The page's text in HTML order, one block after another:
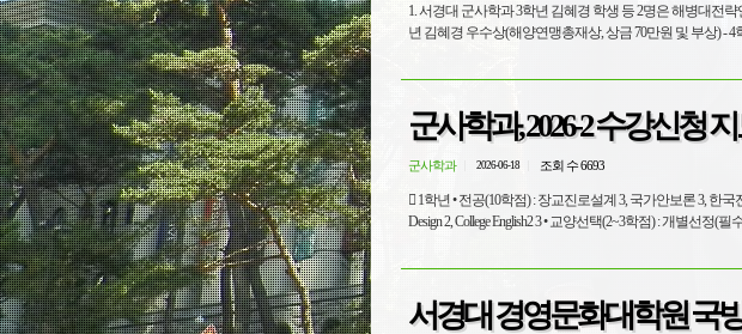
1. 서경대 군사학과 3학년 김혜경 학생 등 2명은 해병대전략
년 김혜
군사학과, 2026-2 수강신청
군사학과 2026-06-18 조회 수 6693
 1학년 • 전공(10학점) : 장교진로설계 3, 국가안보론 3, 한국전쟁사 3 체력단련및내무지도2 1 • 교필(07학점) : Communication 2, Life Care
Design 2, College English2 3 • 교양선택(2~3학점) : 개별선정(필
서경대 경영문화대학원 국